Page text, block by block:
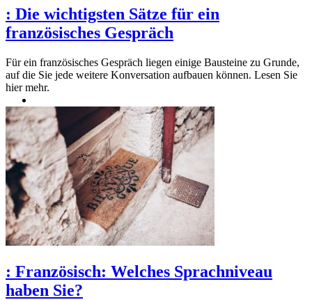
: Die wichtigsten Sätze für ein
französisches Gespräch
Für ein französisches Gespräch liegen einige Bausteine zu Grunde,
auf die Sie jede weitere Konversation aufbauen können. Lesen Sie
hier mehr.
: Französisch: Welches Sprachniveau
haben Sie?